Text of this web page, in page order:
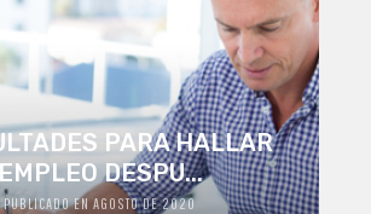
PARA HALLAR
DESPU...
PUBLICADO EN AGOSTO DE 2020